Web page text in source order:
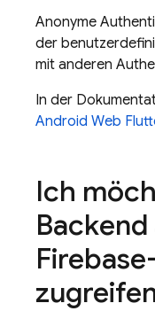
Anonyme
der
mit anderen
In der
Android Web
Ich